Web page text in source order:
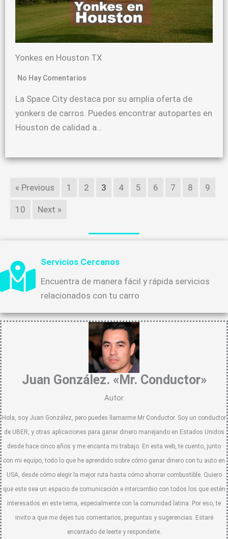
Yonkes en Houston TX
No Hay Comentarios
La Space City destaca por su amplia oferta de
yonkers de carros. Puedes encontrar autopartes en
Houston de calidad a…
« Previous 1 2 3 4 5 6 7 8 9
10 Next »
Servicios Cercanos
Encuentra de manera fácil y rápida servicios
relacionados con tu carro
Juan González. «Mr. Conductor»
Autor
Hola, soy Juan González, pero puedes llamarme Mr Conductor. Soy un conductor
de UBER, y otras aplicaciones para ganar dinero manejando en Estados Unidos
desde hace cinco años y me encanta mi trabajo. En esta web, te cuento, junto
con mi equipo, todo lo que he aprendido sobre cómo ganar dinero con tu auto en
USA, desde cómo elegir la mejor ruta hasta cómo ahorrar combustible. Quiero
que este sea un espacio de comunicación e intercambio con todos los que estén
interesados en este tema, especialmente con la comunidad latina. Por eso, te
invito a que me dejes tus comentarios, preguntas y sugerencias. Estaré
encantado de leerte y responderte.